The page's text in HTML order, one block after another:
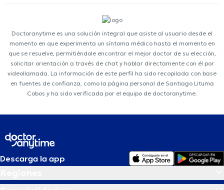
Doctoranytime es una solución integral que asiste al usuario desde el
momento en que experimenta un síntoma médico hasta el momento en
que se resuelve, permitiéndole encontrar el mejor doctor de su elección,
solicitar orientación a través de chat y hablar directamente con él por
videollamada. La información de este perfil ha sido recopilada con base
en fuentes de confianza, como la página personal de Santiago Lituma
Cobos y ha sido verificada por el equipo de doctoranytime.
Descarga la app